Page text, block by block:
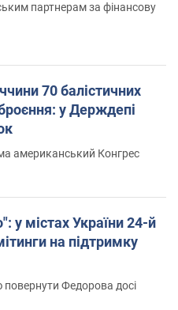
партнерам за фінансову
70 балістичних
у Держдепі
американський Конгрес
у містах України 24-й
на підтримку
Федорова досі